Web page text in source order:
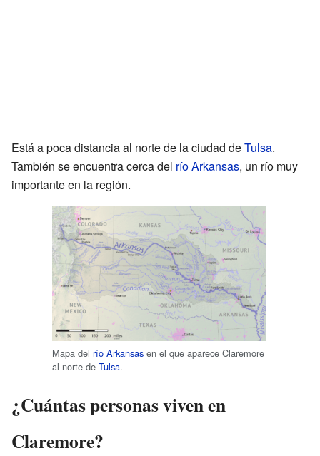
Está a poca distancia al norte de la ciudad deTulsa.
También se encuentra cerca del río Arkansas, un río muy
importante en la región.
Mapa del río Arkansas en el que aparece Claremore
al norte de Tulsa.
¿Cuántas personas viven en
Claremore?